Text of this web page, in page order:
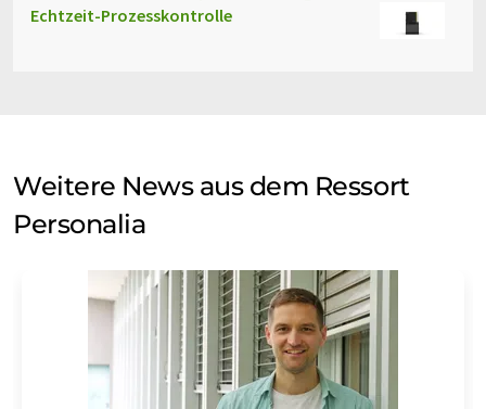
Echtzeit-Prozesskontrolle
Weitere News aus dem Ressort
Personalia